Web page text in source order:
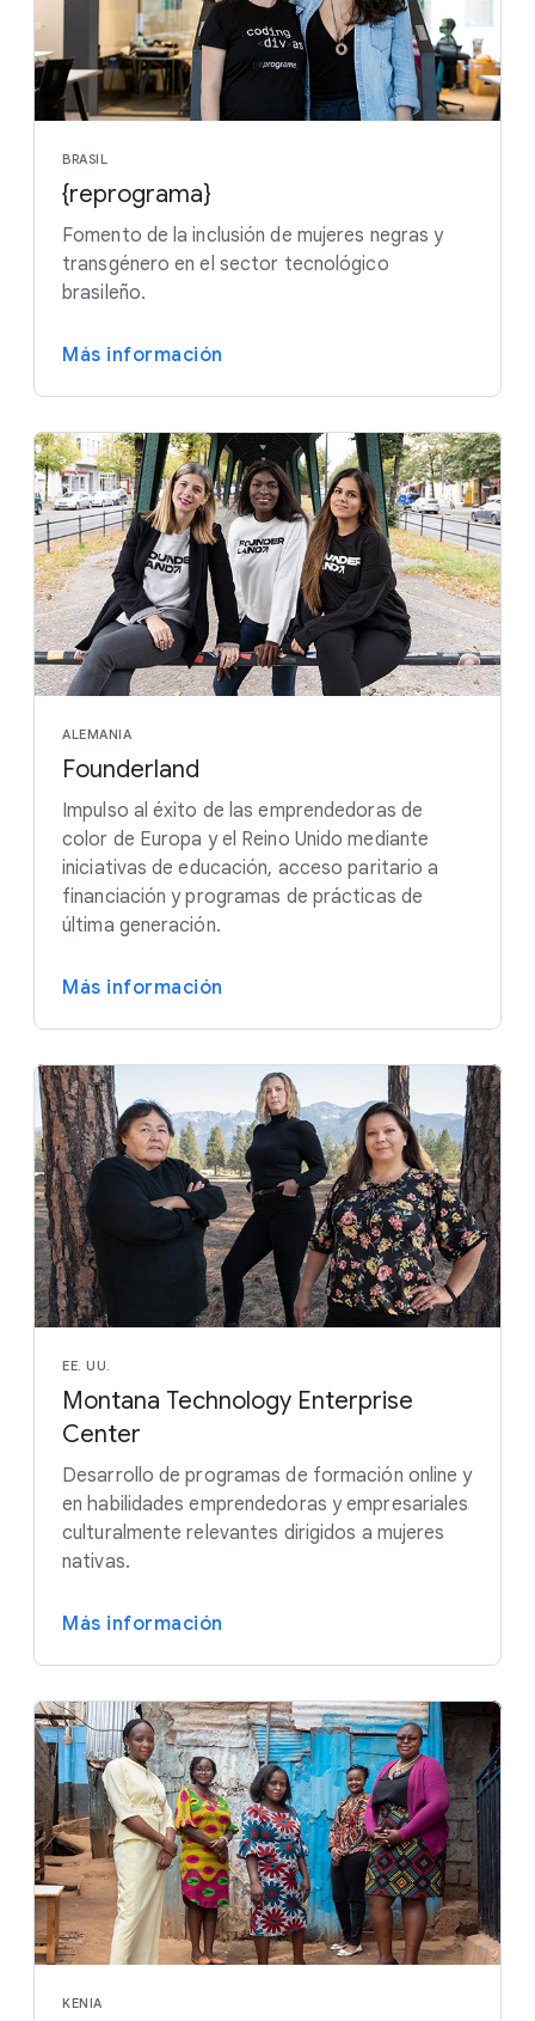
BRASIL
{reprograma}
Fomento de la inclusión de mujeres negras y
transgénero en el sector tecnológico
brasileño.
Más información
ALEMANIA
Founderland
Impulso al éxito de las emprendedoras de
color de Europa y el Reino Unido mediante
iniciativas de educación, acceso paritario a
financiación y programas de prácticas de
última generación.
Más información
EE. UU.
Montana Technology Enterprise
Center
Desarrollo de programas de formación online y
en habilidades emprendedoras y empresariales
culturalmente relevantes dirigidos a mujeres
nativas.
Más información
KENIA